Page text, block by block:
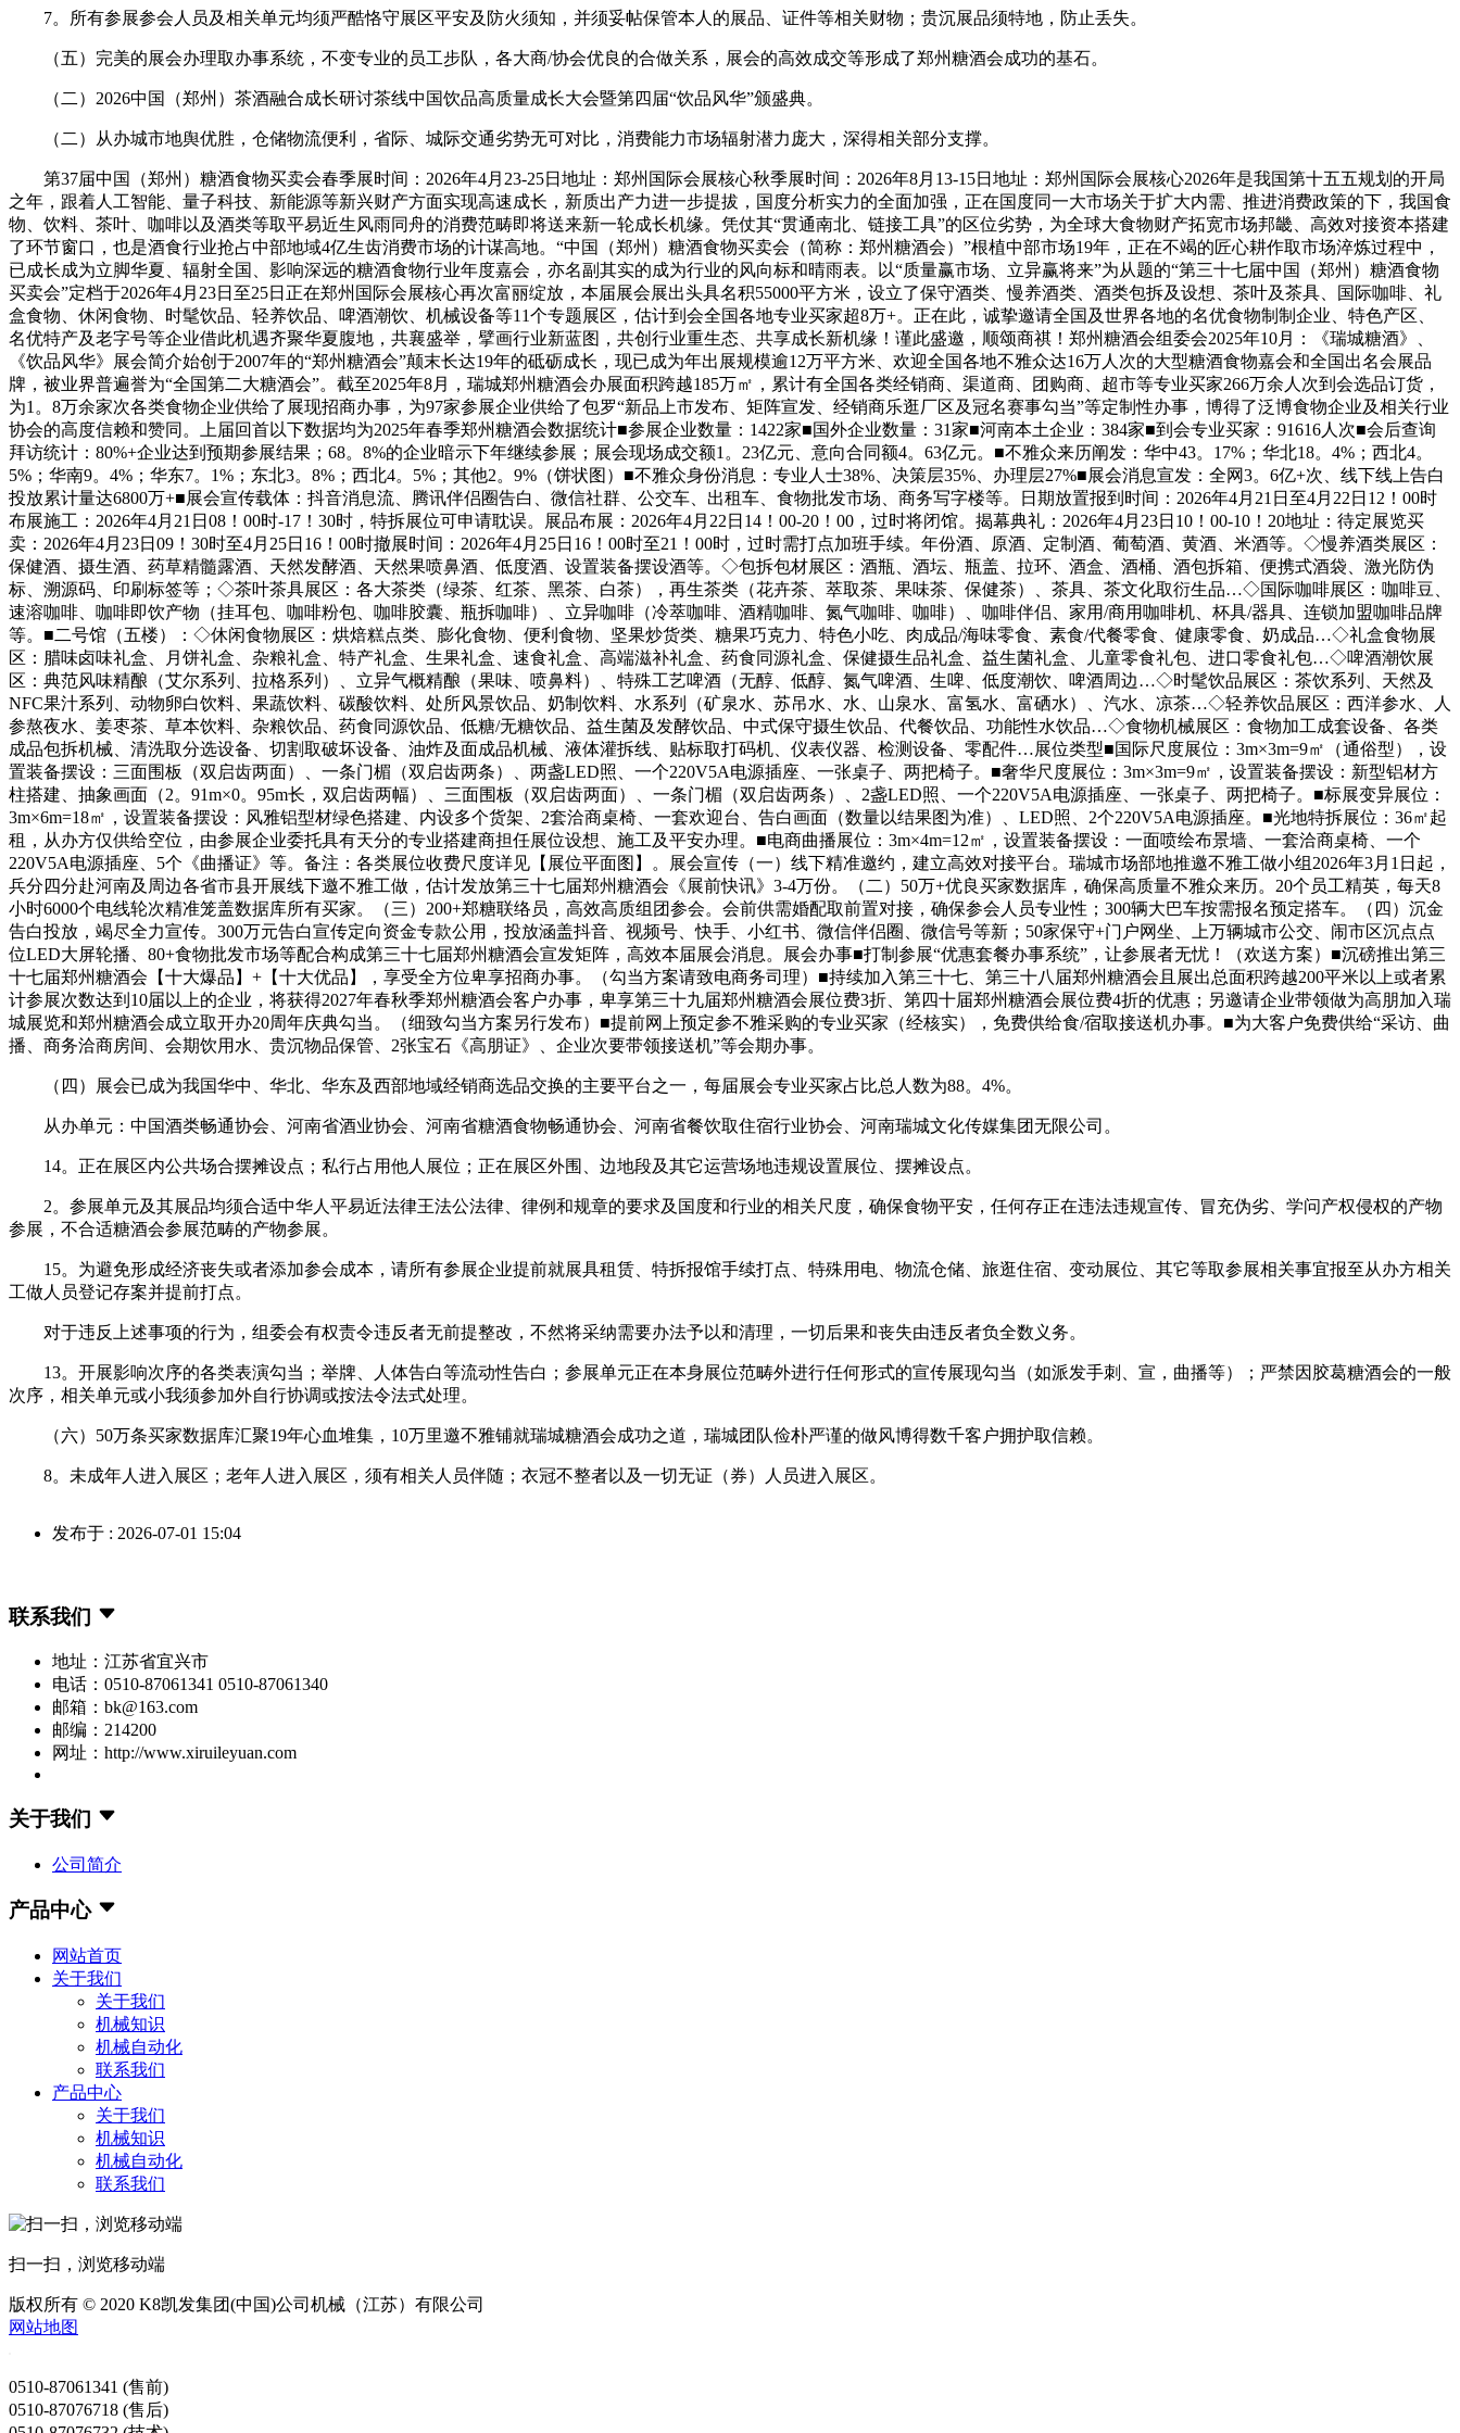
7。所有参展参会人员及相关单元均须严酷恪守展区平安及防火须知，并须妥帖保管本人的展品、证件等相关财物；贵沉展品须特地，防止丢失。
（五）完美的展会办理取办事系统，不变专业的员工步队，各大商/协会优良的合做关系，展会的高效成交等形成了郑州糖酒会成功的基石。
（二）2026中国（郑州）茶酒融合成长研讨茶线中国饮品高质量成长大会暨第四届“饮品风华”颁盛典。
（二）从办城市地舆优胜，仓储物流便利，省际、城际交通劣势无可对比，消费能力市场辐射潜力庞大，深得相关部分支撑。
第37届中国（郑州）糖酒食物买卖会春季展时间：2026年4月23-25日地址：郑州国际会展核心秋季展时间：2026年8月13-15日地址：郑州国际会展核心2026年是我国第十五五规划的开局
之年，跟着人工智能、量子科技、新能源等新兴财产方面实现高速成长，新质出产力进一步提拔，国度分析实力的全面加强，正在国度同一大市场关于扩大内需、推进消费政策的下，我国食
物、饮料、茶叶、咖啡以及酒类等取平易近生风雨同舟的消费范畴即将送来新一轮成长机缘。凭仗其“贯通南北、链接工具”的区位劣势，为全球大食物财产拓宽市场邦畿、高效对接资本搭建
了环节窗口，也是酒食行业抢占中部地域4亿生齿消费市场的计谋高地。“中国（郑州）糖酒食物买卖会（简称：郑州糖酒会）”根植中部市场19年，正在不竭的匠心耕作取市场淬炼过程中，
已成长成为立脚华夏、辐射全国、影响深远的糖酒食物行业年度嘉会，亦名副其实的成为行业的风向标和晴雨表。以“质量赢市场、立异赢将来”为从题的“第三十七届中国（郑州）糖酒食物
买卖会”定档于2026年4月23日至25日正在郑州国际会展核心再次富丽绽放，本届展会展出头具名积55000平方米，设立了保守酒类、慢养酒类、酒类包拆及设想、茶叶及茶具、国际咖啡、礼
盒食物、休闲食物、时髦饮品、轻养饮品、啤酒潮饮、机械设备等11个专题展区，估计到会全国各地专业买家超8万+。正在此，诚挚邀请全国及世界各地的名优食物制制企业、特色产区、
名优特产及老字号等企业借此机遇齐聚华夏腹地，共襄盛举，擘画行业新蓝图，共创行业重生态、共享成长新机缘！谨此盛邀，顺颂商祺！郑州糖酒会组委会2025年10月：《瑞城糖酒》、
《饮品风华》展会简介始创于2007年的“郑州糖酒会”颠末长达19年的砥砺成长，现已成为年出展规模逾12万平方米、欢迎全国各地不雅众达16万人次的大型糖酒食物嘉会和全国出名会展品
牌，被业界普遍誉为“全国第二大糖酒会”。截至2025年8月，瑞城郑州糖酒会办展面积跨越185万㎡，累计有全国各类经销商、渠道商、团购商、超市等专业买家266万余人次到会选品订货，
为1。8万余家次各类食物企业供给了展现招商办事，为97家参展企业供给了包罗“新品上市发布、矩阵宣发、经销商乐逛厂区及冠名赛事勾当”等定制性办事，博得了泛博食物企业及相关行业
协会的高度信赖和赞同。上届回首以下数据均为2025年春季郑州糖酒会数据统计■参展企业数量：1422家■国外企业数量：31家■河南本土企业：384家■到会专业买家：91616人次■会后查询
拜访统计：80%+企业达到预期参展结果；68。8%的企业暗示下年继续参展；展会现场成交额1。23亿元、意向合同额4。63亿元。■不雅众来历阐发：华中43。17%；华北18。4%；西北4。
5%；华南9。4%；华东7。1%；东北3。8%；西北4。5%；其他2。9%（饼状图）■不雅众身份消息：专业人士38%、决策层35%、办理层27%■展会消息宣发：全网3。6亿+次、线下线上告白
投放累计量达6800万+■展会宣传载体：抖音消息流、腾讯伴侣圈告白、微信社群、公交车、出租车、食物批发市场、商务写字楼等。日期放置报到时间：2026年4月21日至4月22日12！00时
布展施工：2026年4月21日08！00时-17！30时，特拆展位可申请耽误。展品布展：2026年4月22日14！00-20！00，过时将闭馆。揭幕典礼：2026年4月23日10！00-10！20地址：待定展览买
卖：2026年4月23日09！30时至4月25日16！00时撤展时间：2026年4月25日16！00时至21！00时，过时需打点加班手续。年份酒、原酒、定制酒、葡萄酒、黄酒、米酒等。◇慢养酒类展区：
保健酒、摄生酒、药草精髓露酒、天然发酵酒、天然果喷鼻酒、低度酒、设置装备摆设酒等。◇包拆包材展区：酒瓶、酒坛、瓶盖、拉环、酒盒、酒桶、酒包拆箱、便携式酒袋、激光防伪
标、溯源码、印刷标签等；◇茶叶茶具展区：各大茶类（绿茶、红茶、黑茶、白茶），再生茶类（花卉茶、萃取茶、果味茶、保健茶）、茶具、茶文化取衍生品…◇国际咖啡展区：咖啡豆、
速溶咖啡、咖啡即饮产物（挂耳包、咖啡粉包、咖啡胶囊、瓶拆咖啡）、立异咖啡（冷萃咖啡、酒精咖啡、氮气咖啡、咖啡）、咖啡伴侣、家用/商用咖啡机、杯具/器具、连锁加盟咖啡品牌
等。■二号馆（五楼）：◇休闲食物展区：烘焙糕点类、膨化食物、便利食物、坚果炒货类、糖果巧克力、特色小吃、肉成品/海味零食、素食/代餐零食、健康零食、奶成品…◇礼盒食物展
区：腊味卤味礼盒、月饼礼盒、杂粮礼盒、特产礼盒、生果礼盒、速食礼盒、高端滋补礼盒、药食同源礼盒、保健摄生品礼盒、益生菌礼盒、儿童零食礼包、进口零食礼包…◇啤酒潮饮展
区：典范风味精酿（艾尔系列、拉格系列）、立异气概精酿（果味、喷鼻料）、特殊工艺啤酒（无醇、低醇、氮气啤酒、生啤、低度潮饮、啤酒周边…◇时髦饮品展区：茶饮系列、天然及
NFC果汁系列、动物卵白饮料、果蔬饮料、碳酸饮料、处所风景饮品、奶制饮料、水系列（矿泉水、苏吊水、水、山泉水、富氢水、富硒水）、汽水、凉茶…◇轻养饮品展区：西洋参水、人
参熬夜水、姜枣茶、草本饮料、杂粮饮品、药食同源饮品、低糖/无糖饮品、益生菌及发酵饮品、中式保守摄生饮品、代餐饮品、功能性水饮品…◇食物机械展区：食物加工成套设备、各类
成品包拆机械、清洗取分选设备、切割取破坏设备、油炸及面成品机械、液体灌拆线、贴标取打码机、仪表仪器、检测设备、零配件…展位类型■国际尺度展位：3m×3m=9㎡（通俗型），设
置装备摆设：三面围板（双启齿两面）、一条门楣（双启齿两条）、两盏LED照、一个220V5A电源插座、一张桌子、两把椅子。■奢华尺度展位：3m×3m=9㎡，设置装备摆设：新型铝材方
柱搭建、抽象画面（2。91m×0。95m长，双启齿两幅）、三面围板（双启齿两面）、一条门楣（双启齿两条）、2盏LED照、一个220V5A电源插座、一张桌子、两把椅子。■标展变异展位：
3m×6m=18㎡，设置装备摆设：风雅铝型材绿色搭建、内设多个货架、2套洽商桌椅、一套欢迎台、告白画面（数量以结果图为准）、LED照、2个220V5A电源插座。■光地特拆展位：36㎡起
租，从办方仅供给空位，由参展企业委托具有天分的专业搭建商担任展位设想、施工及平安办理。■电商曲播展位：3m×4m=12㎡，设置装备摆设：一面喷绘布景墙、一套洽商桌椅、一个
220V5A电源插座、5个《曲播证》等。备注：各类展位收费尺度详见【展位平面图】。展会宣传（一）线下精准邀约，建立高效对接平台。瑞城市场部地推邀不雅工做小组2026年3月1日起，
兵分四分赴河南及周边各省市县开展线下邀不雅工做，估计发放第三十七届郑州糖酒会《展前快讯》3-4万份。（二）50万+优良买家数据库，确保高质量不雅众来历。20个员工精英，每天8
小时6000个电线轮次精准笼盖数据库所有买家。（三）200+郑糖联络员，高效高质组团参会。会前供需婚配取前置对接，确保参会人员专业性；300辆大巴车按需报名预定搭车。（四）沉金
告白投放，竭尽全力宣传。300万元告白宣传定向资金专款公用，投放涵盖抖音、视频号、快手、小红书、微信伴侣圈、微信号等新；50家保守+门户网坐、上万辆城市公交、闹市区沉点点
位LED大屏轮播、80+食物批发市场等配合构成第三十七届郑州糖酒会宣发矩阵，高效本届展会消息。展会办事■打制参展“优惠套餐办事系统”，让参展者无忧！（欢送方案）■沉磅推出第三
十七届郑州糖酒会【十大爆品】+【十大优品】，享受全方位卑享招商办事。（勾当方案请致电商务司理）■持续加入第三十七、第三十八届郑州糖酒会且展出总面积跨越200平米以上或者累
计参展次数达到10届以上的企业，将获得2027年春秋季郑州糖酒会客户办事，卑享第三十九届郑州糖酒会展位费3折、第四十届郑州糖酒会展位费4折的优惠；另邀请企业带领做为高朋加入瑞
城展览和郑州糖酒会成立取开办20周年庆典勾当。（细致勾当方案另行发布）■提前网上预定参不雅采购的专业买家（经核实），免费供给食/宿取接送机办事。■为大客户免费供给“采访、曲
播、商务洽商房间、会期饮用水、贵沉物品保管、2张宝石《高朋证》、企业次要带领接送机”等会期办事。
（四）展会已成为我国华中、华北、华东及西部地域经销商选品交换的主要平台之一，每届展会专业买家占比总人数为88。4%。
从办单元：中国酒类畅通协会、河南省酒业协会、河南省糖酒食物畅通协会、河南省餐饮取住宿行业协会、河南瑞城文化传媒集团无限公司。
14。正在展区内公共场合摆摊设点；私行占用他人展位；正在展区外围、边地段及其它运营场地违规设置展位、摆摊设点。
2。参展单元及其展品均须合适中华人平易近法律王法公法律、律例和规章的要求及国度和行业的相关尺度，确保食物平安，任何存正在违法违规宣传、冒充伪劣、学问产权侵权的产物
参展，不合适糖酒会参展范畴的产物参展。
15。为避免形成经济丧失或者添加参会成本，请所有参展企业提前就展具租赁、特拆报馆手续打点、特殊用电、物流仓储、旅逛住宿、变动展位、其它等取参展相关事宜报至从办方相关
工做人员登记存案并提前打点。
对于违反上述事项的行为，组委会有权责令违反者无前提整改，不然将采纳需要办法予以和清理，一切后果和丧失由违反者负全数义务。
13。开展影响次序的各类表演勾当；举牌、人体告白等流动性告白；参展单元正在本身展位范畴外进行任何形式的宣传展现勾当（如派发手刺、宣，曲播等）；严禁因胶葛糖酒会的一般
次序，相关单元或小我须参加外自行协调或按法令法式处理。
（六）50万条买家数据库汇聚19年心血堆集，10万里邀不雅铺就瑞城糖酒会成功之道，瑞城团队俭朴严谨的做风博得数千客户拥护取信赖。
8。未成年人进入展区；老年人进入展区，须有相关人员伴随；衣冠不整者以及一切无证（券）人员进入展区。
发布于 : 2026-07-01 15:04
联系我们
地址：江苏省宜兴市
电话：0510-87061341 0510-87061340
邮箱：bk@163.com
邮编：214200
网址：http://www.xiruileyuan.com
关于我们
公司简介
产品中心
网站首页
关于我们
关于我们
机械知识
机械自动化
联系我们
产品中心
关于我们
机械知识
机械自动化
联系我们
扫一扫，浏览移动端
版权所有 © 2020 K8凯发集团(中国)公司机械（江苏）有限公司
网站地图
0510-87061341 (售前)
0510-87076718 (售后)